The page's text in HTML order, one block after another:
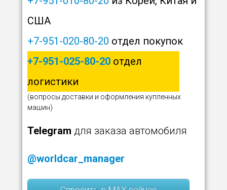
США
+7-951-020-80-20 отдел покупок
+7-951-025-80-20 отдел
логистики
(вопросы доставки и оформления купленных
машин)
Telegram для заказа автомобиля
@worldcar_manager